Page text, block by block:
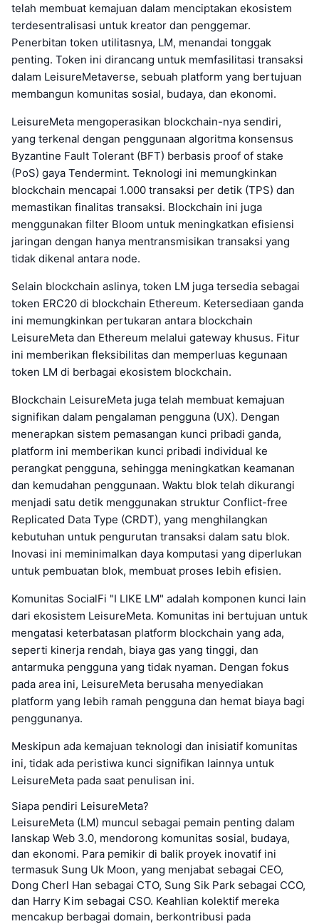
telah membuat kemajuan dalam menciptakan ekosistem
terdesentralisasi untuk kreator dan penggemar.
Penerbitan token utilitasnya, LM, menandai tonggak
penting. Token ini dirancang untuk memfasilitasi transaksi
dalam LeisureMetaverse, sebuah platform yang bertujuan
membangun komunitas sosial, budaya, dan ekonomi.
LeisureMeta mengoperasikan blockchain-nya sendiri,
yang terkenal dengan penggunaan algoritma konsensus
Byzantine Fault Tolerant (BFT) berbasis proof of stake
(PoS) gaya Tendermint. Teknologi ini memungkinkan
blockchain mencapai 1.000 transaksi per detik (TPS) dan
memastikan finalitas transaksi. Blockchain ini juga
menggunakan filter Bloom untuk meningkatkan efisiensi
jaringan dengan hanya mentransmisikan transaksi yang
tidak dikenal antara node.
Selain blockchain aslinya, token LM juga tersedia sebagai
token ERC20 di blockchain Ethereum. Ketersediaan ganda
ini memungkinkan pertukaran antara blockchain
LeisureMeta dan Ethereum melalui gateway khusus. Fitur
ini memberikan fleksibilitas dan memperluas kegunaan
token LM di berbagai ekosistem blockchain.
Blockchain LeisureMeta juga telah membuat kemajuan
signifikan dalam pengalaman pengguna (UX). Dengan
menerapkan sistem pemasangan kunci pribadi ganda,
platform ini memberikan kunci pribadi individual ke
perangkat pengguna, sehingga meningkatkan keamanan
dan kemudahan penggunaan. Waktu blok telah dikurangi
menjadi satu detik menggunakan struktur Conflict-free
Replicated Data Type (CRDT), yang menghilangkan
kebutuhan untuk pengurutan transaksi dalam satu blok.
Inovasi ini meminimalkan daya komputasi yang diperlukan
untuk pembuatan blok, membuat proses lebih efisien.
Komunitas SocialFi "I LIKE LM" adalah komponen kunci lain
dari ekosistem LeisureMeta. Komunitas ini bertujuan untuk
mengatasi keterbatasan platform blockchain yang ada,
seperti kinerja rendah, biaya gas yang tinggi, dan
antarmuka pengguna yang tidak nyaman. Dengan fokus
pada area ini, LeisureMeta berusaha menyediakan
platform yang lebih ramah pengguna dan hemat biaya bagi
penggunanya.
Meskipun ada kemajuan teknologi dan inisiatif komunitas
ini, tidak ada peristiwa kunci signifikan lainnya untuk
LeisureMeta pada saat penulisan ini.
Siapa pendiri LeisureMeta?
LeisureMeta (LM) muncul sebagai pemain penting dalam
lanskap Web 3.0, mendorong komunitas sosial, budaya,
dan ekonomi. Para pemikir di balik proyek inovatif ini
termasuk Sung Uk Moon, yang menjabat sebagai CEO,
Dong Cherl Han sebagai CTO, Sung Sik Park sebagai CCO,
dan Harry Kim sebagai CSO. Keahlian kolektif mereka
mencakup berbagai domain, berkontribusi pada